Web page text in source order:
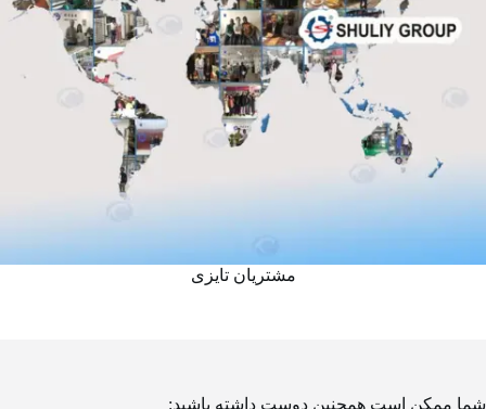
مشتریان تایزی
شما ممکن است همچنین دوست داشته باشید: